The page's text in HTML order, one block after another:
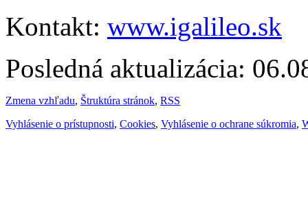
Kontakt: www.igalileo.sk
Posledná aktualizácia:
Zmena vzhľadu, Štruktúra stránok, RSS
Vyhlásenie o prístupnosti, Cookies, Vyhlásenie o ochrane súkromia,